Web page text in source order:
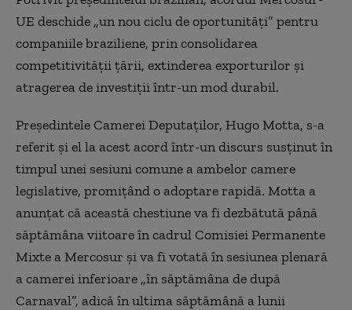
UE deschide „un nou ciclu de oportunităţi” pentru
companiile braziliene, prin consolidarea
competitivităţii ţării, extinderea exporturilor şi
atragerea de investiţii într-un mod durabil.
Preşedintele Camerei Deputaţilor, Hugo Motta, s-a
referit şi el la acest acord într-un discurs susţinut în
timpul unei sesiuni comune a ambelor camere
legislative, promiţând o adoptare rapidă. Motta a
anunţat că această chestiune va fi dezbătută până
săptămâna viitoare în cadrul Comisiei Permanente
Mixte a Mercosur şi va fi votată în sesiunea plenară
a camerei inferioare „în săptămâna de după
Carnaval”, adică în ultima săptămână a lunii